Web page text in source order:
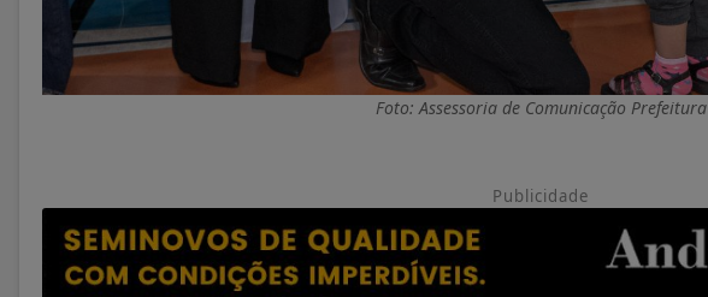
Foto: Assessoria de Comunicação Prefeitura
Publicidade